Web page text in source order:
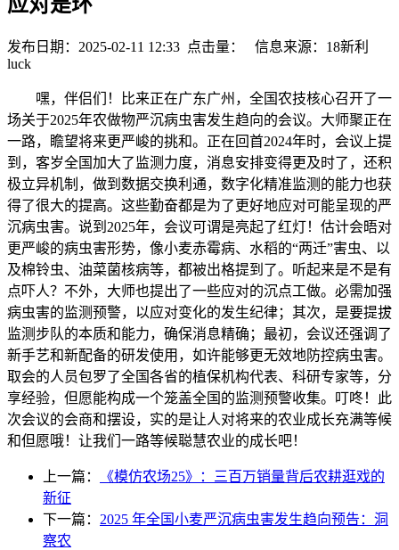
发布日期：2025-02-11 12:33 点击量：
信息来源：18新利
luck
嘿，伴侣们！比来正在广东广州，全国农技核心召开了一
场关于2025年农做物严沉病虫害发生趋向的会议。大师聚正在
一路，瞻望将来更严峻的挑和。正在回首2024年时，会议上提
到，客岁全国加大了监测力度，消息安排变得更及时了，还积
极立异机制，做到数据交换利通，数字化精准监测的能力也获
得了很大的提高。这些勤奋都是为了更好地应对可能呈现的严
沉病虫害。说到2025年，会议可谓是亮起了红灯！估计会晤对
更严峻的病虫害形势，像小麦赤霉病、水稻的“两迁”害虫、以
及棉铃虫、油菜菌核病等，都被出格提到了。听起来是不是有
点吓人？不外，大师也提出了一些应对的沉点工做。必需加强
病虫害的监测预警，以应对变化的发生纪律；其次，是要提拔
监测步队的本质和能力，确保消息精确；最初，会议还强调了
新手艺和新配备的研发使用，如许能够更无效地防控病虫害。
取会的人员包罗了全国各省的植保机构代表、科研专家等，分
享经验，但愿能构成一个笼盖全国的监测预警收集。叮咚！此
次会议的会商和摆设，实的是让人对将来的农业成长充满等候
和但愿哦！让我们一路等候聪慧农业的成长吧！
上一篇：
《模仿农场25》：三百万销量背后农耕逛戏的
新征
下一篇： 2025 年全国小麦严沉病虫害发生趋向预告：洞
察农